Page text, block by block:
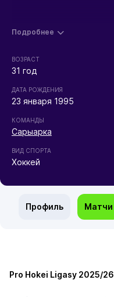
Подробнее
ВОЗРАСТ
31 год
ДАТА РОЖДЕНИЯ
23 января 1995
КОМАНДЫ
Сарыарка
ВИД СПОРТА
Хоккей
Профиль Матчи
Pro Hokei Ligasy 2025/26